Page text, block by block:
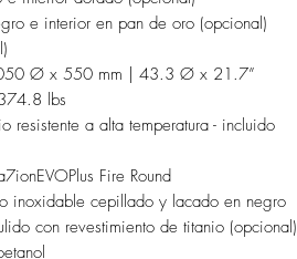
e interior en pan de oro (opcional)
Ø x 550 mm | 43.3 Ø x 21.7”
lbs
a alta temperatura - incluido
Fire Round
cepillado y lacado en negro
con revestimiento de titanio (opcional)